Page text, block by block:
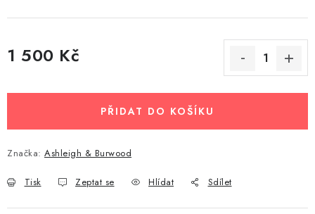
1 500 Kč
PŘIDAT DO KOŠÍKU
Značka: Ashleigh & Burwood
Tisk Zeptat se Hlídat Sdílet